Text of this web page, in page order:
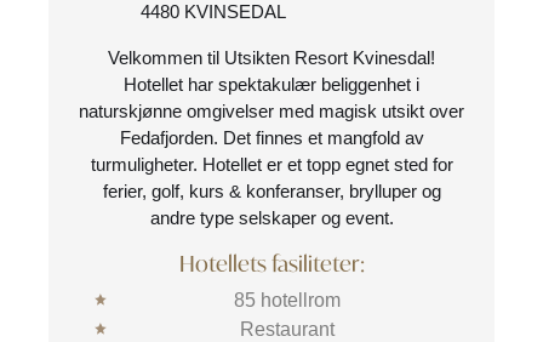
4480 KVINSEDAL
Velkommen til Utsikten Resort Kvinesdal!
Hotellet har spektakulær beliggenhet i
naturskjønne omgivelser med magisk utsikt over
Fedafjorden. Det finnes et mangfold av
turmuligheter. Hotellet er et topp egnet sted for
ferier, golf, kurs & konferanser, brylluper og
andre type selskaper og event.
Hotellets fasiliteter:
85 hotellrom
Restaurant